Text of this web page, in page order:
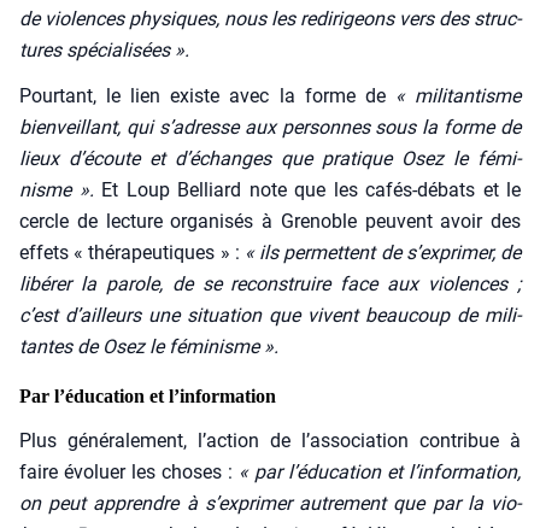
de vio­lences phy­siques, nous les redi­ri­geons vers des struc­
tures spé­cia­li­sées ».
Pour­tant, le lien existe avec la forme de « mili­tan­tisme
bien­veillant, qui s’adresse aux per­sonnes sous la forme de
lieux d’écoute et d’échanges que pra­tique Osez le fémi­
nisme ». Et Loup Bel­liard note que les cafés-débats et le
cercle de lec­ture orga­ni­sés à Gre­noble peuvent avoir des
effets « thé­ra­peu­tiques » : « ils per­mettent de s’exprimer, de
libé­rer la parole, de se recons­truire face aux vio­lences ;
c’est d’ailleurs une situa­tion que vivent beau­coup de mili­
tantes de Osez le fémi­nisme ».
Par l’éducation et l’information
Plus géné­ra­le­ment, l’action de l’association contri­bue à
faire évo­luer les choses : « par l’éducation et l’information,
on peut apprendre à s’exprimer autre­ment que par la vio­